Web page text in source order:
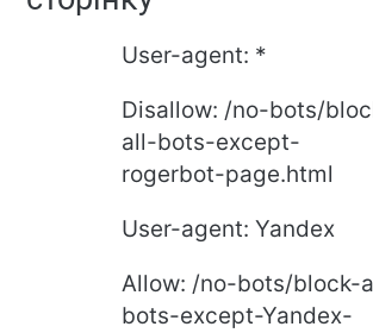
User-agent: *
Disallow: /no-bots/
all-bots-except-
rogerbot-page.html
User-agent: Yandex
Allow: /no-bots/block-
bots-except-Yandex-